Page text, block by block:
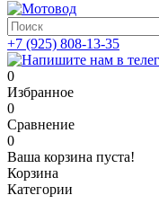
+7 (925) 808-13-35
0
Избранное
0
Сравнение
0
Ваша корзина пуста!
Корзина
Категории